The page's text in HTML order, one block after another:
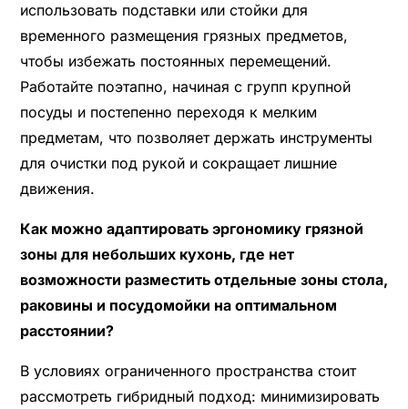
использовать подставки или стойки для
временного размещения грязных предметов,
чтобы избежать постоянных перемещений.
Работайте поэтапно, начиная с групп крупной
посуды и постепенно переходя к мелким
предметам, что позволяет держать инструменты
для очистки под рукой и сокращает лишние
движения.
Как можно адаптировать эргономику грязной
зоны для небольших кухонь, где нет
возможности разместить отдельные зоны стола,
раковины и посудомойки на оптимальном
расстоянии?
В условиях ограниченного пространства стоит
рассмотреть гибридный подход: минимизировать